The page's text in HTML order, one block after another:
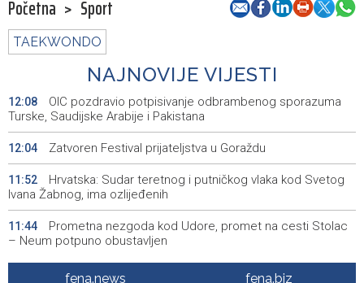
Početna > Sport
TAEKWONDO
NAJNOVIJE VIJESTI
12:08
OIC pozdravio potpisivanje odbrambenog sporazuma
Turske, Saudijske Arabije i Pakistana
12:04 Zatvoren Festival prijateljstva u Goraždu
11:52
Hrvatska: Sudar teretnog i putničkog vlaka kod Svetog
Ivana Žabnog, ima ozlijeđenih
11:44
Prometna nezgoda kod Udore, promet na cesti Stolac
– Neum potpuno obustavljen
'ELVIS, moj komšija' najbolji muzički dokumentarni film na
fena.news fena.biz